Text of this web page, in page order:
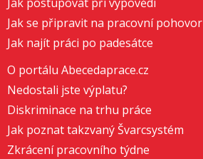
Jak se připravit na pracovní pohovor
Jak najít práci po padesátce
O portálu Abecedaprace.cz
Nedostali jste výplatu?
Diskriminace na trhu práce
Jak poznat takzvaný Švarcsystém
Zkrácení pracovního týdne